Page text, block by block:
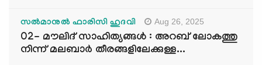
സൽമാനുൽ ഫാരിസി ഹുദവി Aug 26, 2025
02- മൗലിദ് സാഹിത്യങ്ങൾ : അറബ് ലോകത്തു
നിന്ന് മലബാർ തീരങ്ങളിലേക്കുള്ള...